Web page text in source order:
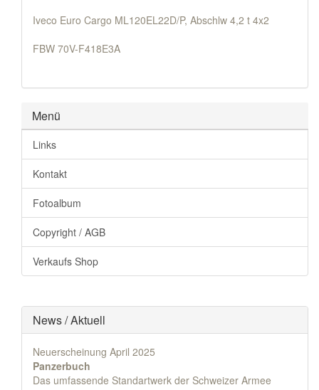
Iveco Euro Cargo ML120EL22D/P, Abschlw 4,2 t 4x2
FBW 70V-F418E3A
Menü
Links
Kontakt
Fotoalbum
Copyright / AGB
Verkaufs Shop
News / Aktuell
Neuerscheinung April 2025
Panzerbuch
Das umfassende Standartwerk der Schweizer Armee